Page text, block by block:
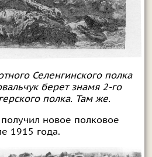
Селенгинского полка
берет знамя 2-го
полка. Там же.
новое полковое
1915 года.